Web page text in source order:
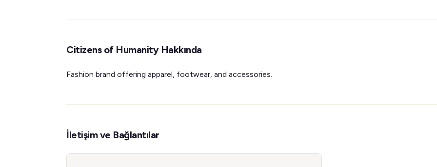
Citizens of Humanity Hakkında
Fashion brand offering apparel, footwear, and accessories.
İletişim ve Bağlantılar